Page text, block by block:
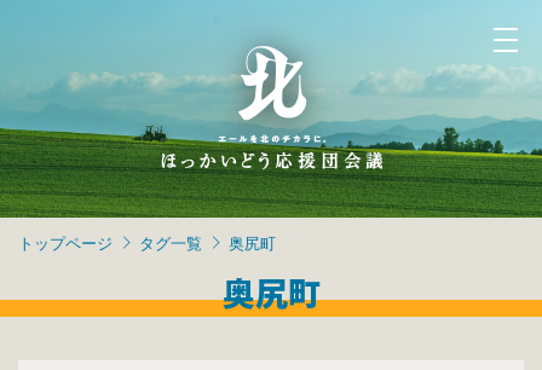
トップページ タグ一覧 奥尻町
奥尻町